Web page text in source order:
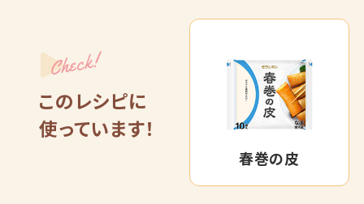
Check!
このレシピに
使っています！
春巻の皮